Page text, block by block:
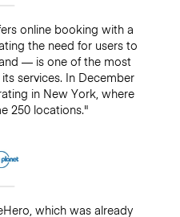
online booking with a
the need for users to
— is one of the most
services. In December
in New York, where
250 locations."
which was already